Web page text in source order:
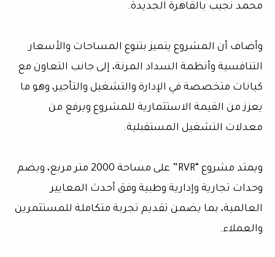
محمد نجيب بالقاهرة الجديدة.
وأضاف أن المشروع يتميز بتنوع المساحات والأسعار
التنافسية وأنظمة السداد المرنة، إلى جانب التعاون مع
كيانات متخصصة في الإدارة والتشغيل والتأجير، وهو ما
يعزز من القيمة الاستثمارية للمشروع ويرفع من
معدلات التشغيل المستقبلية.
ويمتد مشروع “RVR” على مساحة 2000 متر مربع، ويضم
وحدات تجارية وإدارية وطبية وفق أحدث المعايير
العالمية، بما يضمن تقديم تجربة متكاملة للمستثمرين
والعملاء.